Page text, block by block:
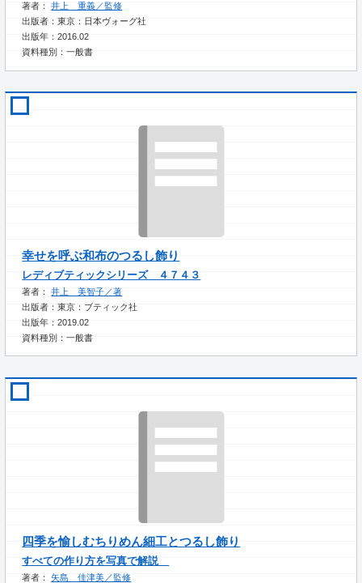
著者：井上 重義／監修
出版者：東京：日本ヴォーグ社
出版年：2016.02
資料種別：一般書
幸せを呼ぶ和布のつるし飾り
レディブティックシリーズ ４７４３
著者：井上 美智子／著
出版者：東京：ブティック社
出版年：2019.02
資料種別：一般書
四季を愉しむちりめん細工とつるし飾り
すべての作り方を写真で解説
著者：矢島 佳津美／監修